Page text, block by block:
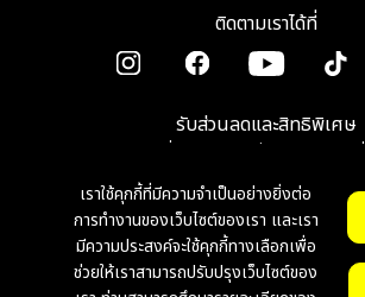
เราใช้คุกกี้ที่มีความจำเป็นอย่างยิ่งต่อ
การทำงานของเว็บไซต์ของเรา และเรา
มีความประสงค์จะใช้คุกกี้ทางเลือกเพื่อ
ช่วยให้เราสามารถปรับปรุงเว็บไซต์ของ
ติดตามเราได้ที่
รับส่วนลดและสิทธิพิเศษ
เมื่อลงทะเบียนรับข่าวสาร รีวิว โปรโมชั่น
© Copyright 2026 munkonggadget. All Right Reserved. v1.1.0